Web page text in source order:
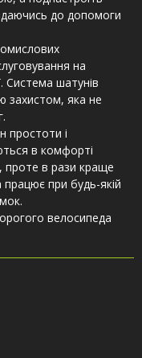
до допомоги
на
Система шатунів
захистом, яка не
простоти і
в комфорті
проте в рази краще
при будь-якій
велосипеда